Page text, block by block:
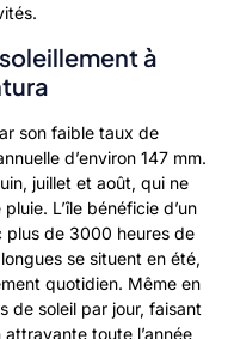
à
son faible taux de
d’environ 147 mm.
juillet et août, qui ne
L’île bénéficie d’un
plus de 3000 heures de
se situent en été,
quotidien. Même en
de soleil par jour, faisant
toute l’année